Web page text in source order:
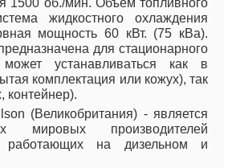
жидкостного охлаждения
мощность 60 кВт. (75 кВа).
для стационарного
устанавливаться как в
комплектация или кожух), так
контейнер).
(Великобритания) - является
мировых производителей
работающих на дизельном и